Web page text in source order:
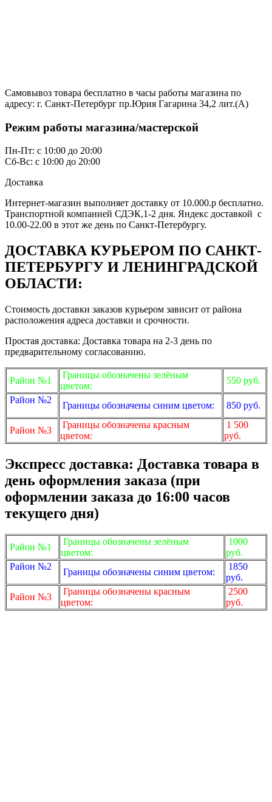
Самовывоз товара бесплатно в часы работы магазина по
адресу: г. Санкт-Петербург пр.Юрия Гагарина 34,2 лит.(А)
Режим работы магазина/мастерской
Пн-Пт: с 10:00 до 20:00
Сб-Вс: с 10:00 до 20:00
Доставка
Интернет-магазин выполняет доставку от 10.000.р бесплатно.
Транспортной компанией СДЭК,1-2 дня. Яндекс доставкой с
10.00-22.00 в этот же день по Санкт-Петербургу.
ДОСТАВКА КУРЬЕРОМ ПО САНКТ-
ПЕТЕРБУРГУ И ЛЕНИНГРАДСКОЙ
ОБЛАСТИ:
Стоимость доставки заказов курьером зависит от района
расположения адреса доставки и срочности.
Простая доставка: Доставка товара на 2-3 день по
предварительному согласованию.
Район №1
Границы обозначены зелёным
цветом:
550 руб.
Район №2
Границы обозначены синим цветом: 850 руб.
Район №3
Границы обозначены красным
цветом:
1 500
руб.
Экспресс доставка: Доставка товара в
день оформления заказа (при
оформлении заказа до 16:00 часов
текущего дня)
Район №1
Границы обозначены зелёным
цветом:
1000
руб.
Район №2
Границы обозначены синим цветом:
1850
руб.
Район №3
Границы обозначены красным
цветом:
2500
руб.